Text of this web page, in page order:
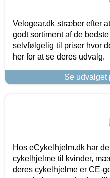
Velogear.dk stræber efter
godt sortiment af de
selvfølgelig til priser hvor
her for at se deres udvalg.
Se udvalget
Hos eCykelhjelm.dk har
cykelhjelme til kvinder,
deres cykelhjelme er CE-